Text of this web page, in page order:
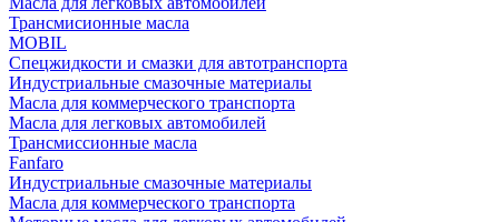
Трансмисионные масла
MOBIL
Cпецжидкости и смазки для автотранспорта
Индустриальные смазочные материалы
Масла для коммерческого транспорта
Масла для легковых автомобилей
Трансмиссионные масла
Fanfaro
Индустриальные смазочные материалы
Масла для коммерческого транспорта